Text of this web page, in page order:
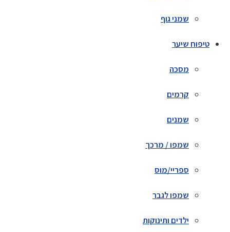
שמני גוף
טיפוח שיער
מסכה
קרמים
שמנים
שמפו / מרכך
ספריי/מוס
שמפו לגבר
ילדים ותינוקות